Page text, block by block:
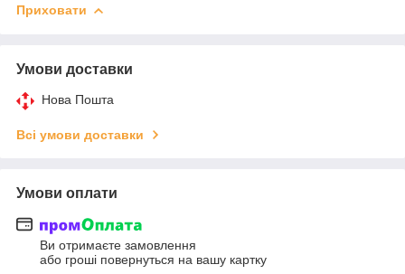
Приховати
Умови доставки
Нова Пошта
Всі умови доставки
Умови оплати
Ви отримаєте замовлення
або гроші повернуться на вашу картку